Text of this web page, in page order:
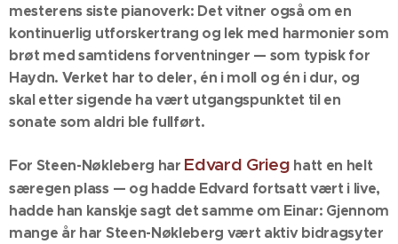
mesterens siste pianoverk: Det vitner også om en
kontinuerlig utforskertrang og lek med harmonier som
brøt med samtidens forventninger — som typisk for
Haydn. Verket har to deler, én i moll og én i dur, og
skal etter sigende ha vært utgangspunktet til en
sonate som aldri ble fullført.
For Steen-Nøkleberg har Edvard Grieg hatt en helt
særegen plass — og hadde Edvard fortsatt vært i live,
hadde han kanskje sagt det samme om Einar: Gjennom
mange år har Steen-Nøkleberg vært aktiv bidragsyter